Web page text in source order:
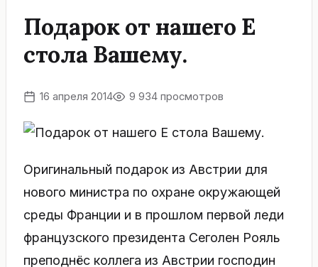
Подарок от нашего Е
стола Вашему.
16 апреля 2014 9 934 просмотров
Оригинальный подарок из Австрии для
нового министра по охране окружающей
среды Франции и в прошлом первой леди
французского президента Сеголен Рояль
преподнёс коллега из Австрии господин